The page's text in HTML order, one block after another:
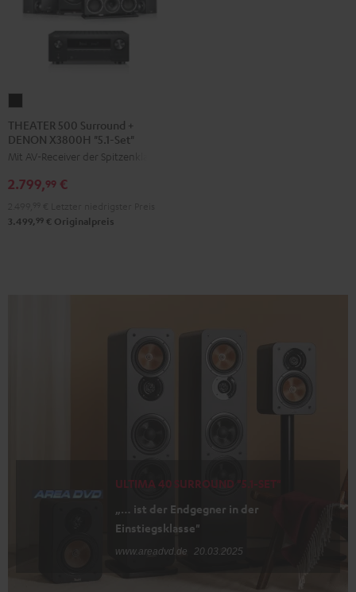
500
Surround
+
DENON
"5.1-
THEATER 500 Surround +
DENON X3800H "5.1-Set"
Mit AV-Receiver der Spitzenklasse
2.799,99 €
3.499, 99 € Originalpreis
ULTIMA 40 SURROUND "5.1-SET"
„… ist der Endgegner in der
Einstiegsklasse"
www.areadvd.de 20.03.2025